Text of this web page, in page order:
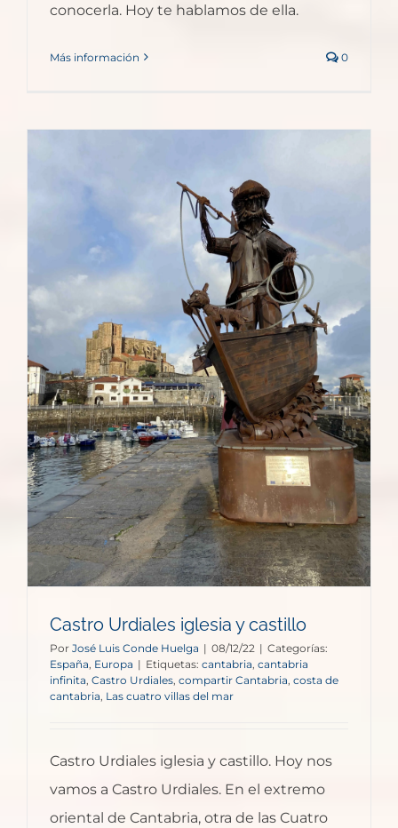
conocerla. Hoy te hablamos de ella.
Más información 0
Castro Urdiales iglesia y castillo
Por José Luis Conde Huelga | 08/12/22 | Categorías:
España, Europa | Etiquetas: cantabria, cantabria
infinita, Castro Urdiales, compartir Cantabria, costa de
cantabria, Las cuatro villas del mar
Castro Urdiales iglesia y castillo. Hoy nos
vamos a Castro Urdiales. En el extremo
oriental de Cantabria, otra de las Cuatro